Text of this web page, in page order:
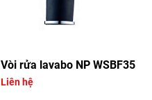
Vòi rửa lavabo NP WSBF35
Liên hệ